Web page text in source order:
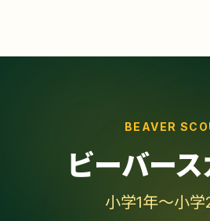
BEAVER
ビーバー
小学1年〜小